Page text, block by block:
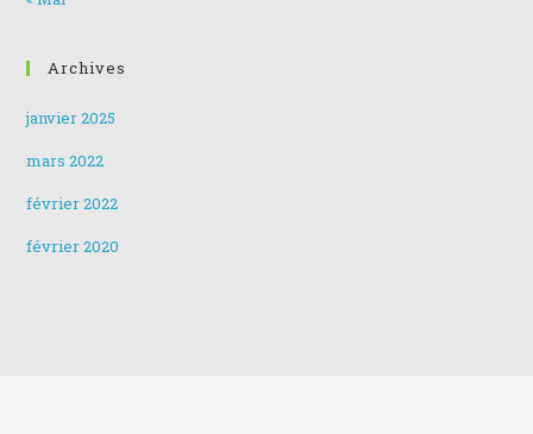
Archives
janvier 2025
mars 2022
février 2022
février 2020